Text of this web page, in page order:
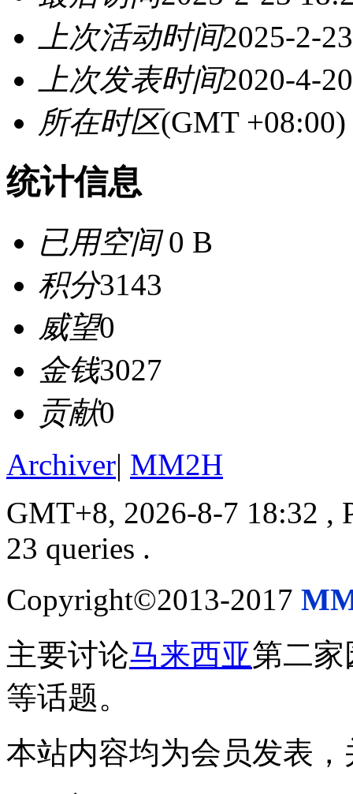
上次活动时间2025-2-
上次发表时间2020-4-
所在时区(GMT
统计信息
已用空间0 B
积分3143
威望0
金钱3027
贡献0
Archiver| MM2H
GMT+8, 2026-8-7 18:32 ,
23 queries .
Copyright©2013-2017
主要讨论马来西亚第二
等话题。
本站内容均为会员发表